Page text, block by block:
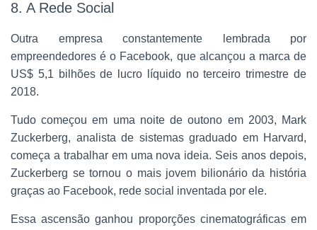
8. A Rede Social
Outra empresa constantemente lembrada por
empreendedores é o Facebook, que alcançou a marca de
US$ 5,1 bilhões de lucro líquido no terceiro trimestre de
2018.
Tudo começou em uma noite de outono em 2003, Mark
Zuckerberg, analista de sistemas graduado em Harvard,
começa a trabalhar em uma nova ideia. Seis anos depois,
Zuckerberg se tornou o mais jovem bilionário da história
graças ao Facebook, rede social inventada por ele.
Essa ascensão ganhou proporções cinematográficas em